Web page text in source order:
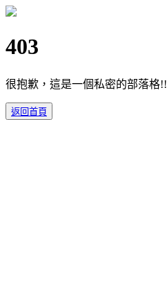
403
很抱歉，這是一個私密的部落格!!
返回首頁